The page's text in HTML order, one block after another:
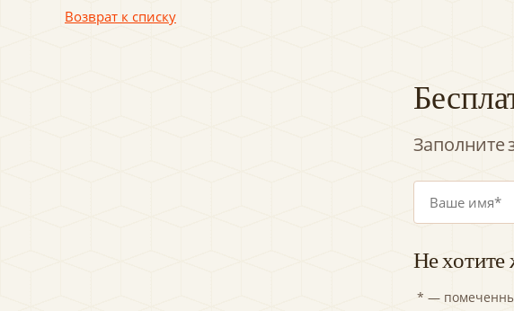
Возврат к списку
Заполните
Не хотите
* —